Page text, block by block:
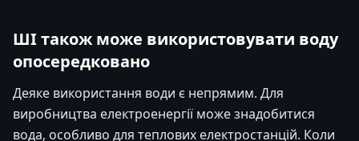
ШІ також може використовувати воду
опосередковано
Деяке використання води є непрямим. Для
виробництва електроенергії може знадобитися
вода, особливо для теплових електростанцій. Коли